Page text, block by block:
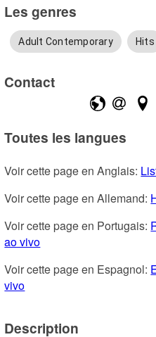
Les genres
Adult Contemporary Hits
Contact
Toutes les langues
Voir cette page en Anglais:
Voir cette page en Allemand:
Voir cette page en Portugais:
ao vivo
Voir cette page en Espagnol:
vivo
Description